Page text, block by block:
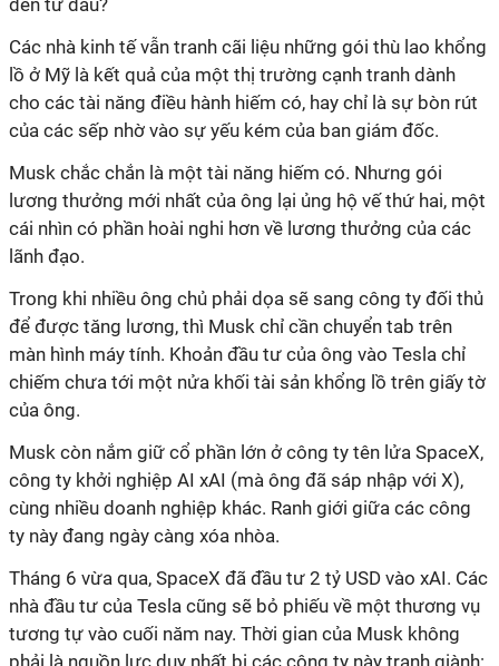
đến từ đâu?
Các nhà kinh tế vẫn tranh cãi liệu những gói thù lao khổng
lồ ở Mỹ là kết quả của một thị trường cạnh tranh dành
cho các tài năng điều hành hiếm có, hay chỉ là sự bòn rút
của các sếp nhờ vào sự yếu kém của ban giám đốc.
Musk chắc chắn là một tài năng hiếm có. Nhưng gói
lương thưởng mới nhất của ông lại ủng hộ vế thứ hai, một
cái nhìn có phần hoài nghi hơn về lương thưởng của các
lãnh đạo.
Trong khi nhiều ông chủ phải dọa sẽ sang công ty đối thủ
để được tăng lương, thì Musk chỉ cần chuyển tab trên
màn hình máy tính. Khoản đầu tư của ông vào Tesla chỉ
chiếm chưa tới một nửa khối tài sản khổng lồ trên giấy tờ
của ông.
Musk còn nắm giữ cổ phần lớn ở công ty tên lửa SpaceX,
công ty khởi nghiệp AI xAI (mà ông đã sáp nhập với X),
cùng nhiều doanh nghiệp khác. Ranh giới giữa các công
ty này đang ngày càng xóa nhòa.
Tháng 6 vừa qua, SpaceX đã đầu tư 2 tỷ USD vào xAI. Các
nhà đầu tư của Tesla cũng sẽ bỏ phiếu về một thương vụ
tương tự vào cuối năm nay. Thời gian của Musk không
phải là nguồn lực duy nhất bị các công ty này tranh giành: